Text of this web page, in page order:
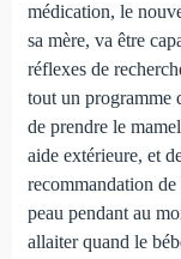
médication, le
sa mère, va être
réflexes de
tout un programme
de prendre le
aide extérieure, et
recommandation
peau pendant au
allaiter quand le